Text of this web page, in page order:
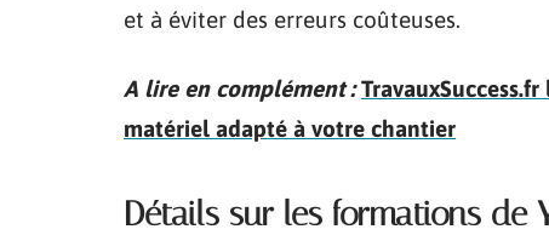
et à éviter des erreurs coûteuses.
A lire en complément :
matériel adapté à votre chantier
Détails sur les formations de